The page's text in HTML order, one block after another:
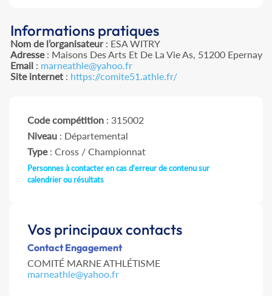
Informations pratiques
Nom de l’organisateur: ESA WITRY
Adresse: Maisons Des Arts Et De La Vie As, 51200 Epernay
Email: marneathle@yahoo.fr
Site internet: https://comite51.athle.fr/
Code compétition : 315002
Niveau : Départemental
Type: Cross / Championnat
Personnes à contacter en cas d'erreur de contenu sur
calendrier ou résultats
Vos principaux contacts
Contact Engagement
COMITÉ MARNE ATHLÉTISME
marneathle@yahoo.fr